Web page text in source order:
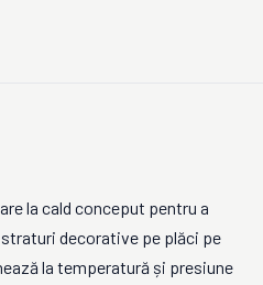
la cald conceput pentru a
decorative pe plăci pe
la temperatură și presiune